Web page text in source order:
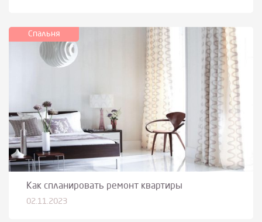
Спальня
Как спланировать ремонт квартиры
02.11.2023